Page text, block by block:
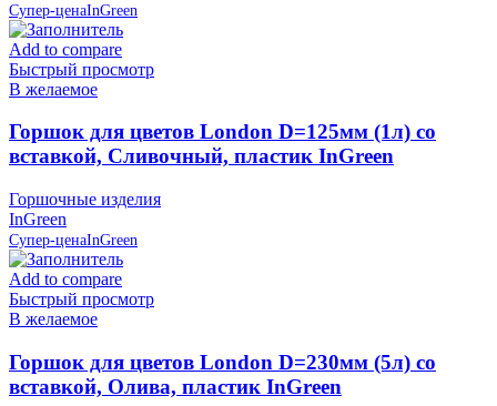
Супер-ценаInGreen
Add to compare
Быстрый просмотр
В желаемое
Горшок для цветов London D=125мм (1л) со
вставкой, Сливочный, пластик InGreen
Горшочные изделия
InGreen
Супер-ценаInGreen
Add to compare
Быстрый просмотр
В желаемое
Горшок для цветов London D=230мм (5л) со
вставкой, Олива, пластик InGreen